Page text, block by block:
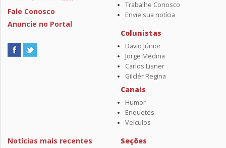
Fale Conosco
Anuncie no Portal
Trabalhe Conosco
Envie sua notícia
Colunistas
David Júnior
Jorge Medina
Carlos Lisner
Gilclér Regina
Canais
Humor
Enquetes
Veículos
Notícias mais recentes
Seções